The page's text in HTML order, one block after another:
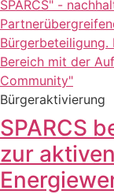
Bürgeraktivierung
SPARCS
zur